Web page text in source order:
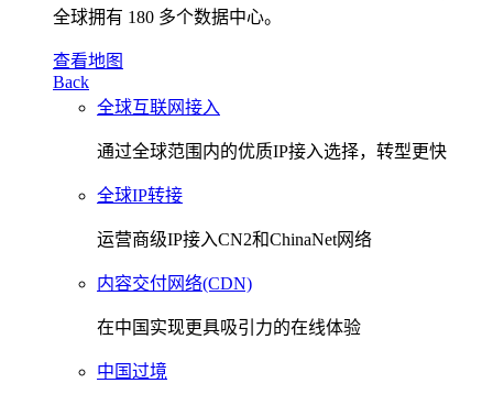
全球拥有 180 多个数据中心。
查看地图
Back
全球互联网接入
通过全球范围内的优质IP接入选择，转型更快
全球IP转接
运营商级IP接入CN2和ChinaNet网络
内容交付网络(CDN)
在中国实现更具吸引力的在线体验
中国过境